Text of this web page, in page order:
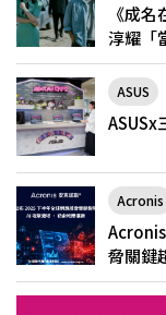
《成
淳耀「
ASUS
ASUSx
Acronis